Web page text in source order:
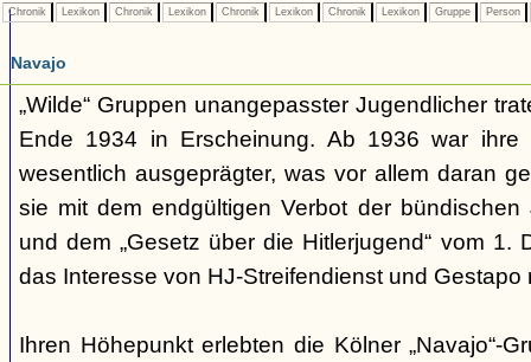
Chronik Lexikon Chronik Lexikon Chronik Lexikon Chronik Lexikon Gruppe Person
Navajo
„Wilde“ Gruppen unangepasster Jugendlicher
Ende 1934 in Erscheinung. Ab 1936 war ihre
wesentlich ausgeprägter, was vor allem daran
sie mit dem endgültigen Verbot der
und dem „Gesetz über die Hitlerjugend“ vom 1.
das Interesse von HJ-Streifendienst und Gestapo
Ihren Höhepunkt erlebten die Kölner „Navajo“-